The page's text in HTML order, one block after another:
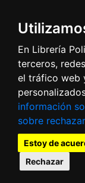
En Librería
terceros,
el tráfico web
información
sobre
Estoy de
Rechazar